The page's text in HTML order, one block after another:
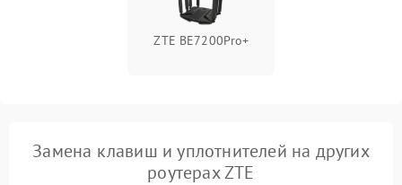
500 ₽
ZTE BE7200Pro+
Замена клавиш и уплотнителей на других
роутерах ZTE